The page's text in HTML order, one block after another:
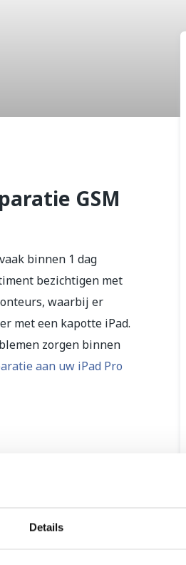
Details
GSM
binnen 1 dag
bezichtigen met
waarbij er
met een kapotte iPad.
zorgen binnen
aan uw iPad Pro